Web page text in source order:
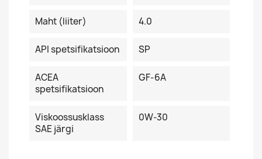
Maht (liiter) 4.0
API spetsifikatsioon SP
ACEA
spetsifikatsioon
GF-6A
Viskoossusklass
SAE järgi
0W-30